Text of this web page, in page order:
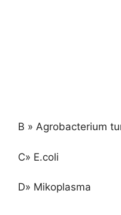
B » Agrobacterium
C» E.coli
D» Mikoplasma